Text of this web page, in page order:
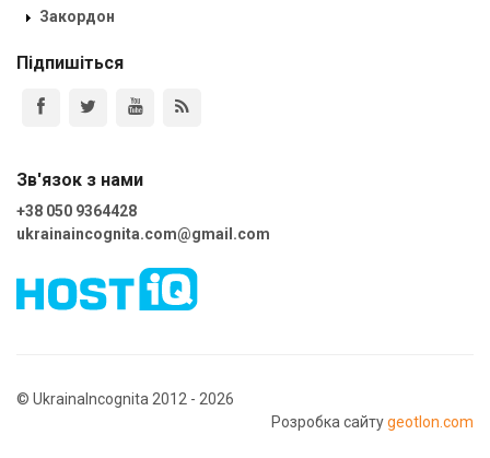
Закордон
Підпишіться
Зв'язок з нами
+38 050 9364428
ukrainaincognita.com@gmail.com
© UkrainaIncognita 2012 - 2026
Розробка сайтуgeotlon.com